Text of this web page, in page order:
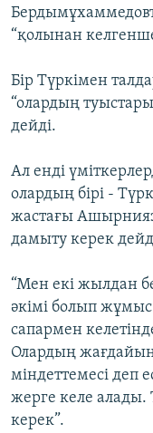
“қолынан
Бір Түркімен
“олардың
дейді.
Ал енді
олардың бірі -
жастағы
дамыту керек
“Мен екі жылдан
әкімі болып
сапармен
Олардың жағдайын
міндеттемесі деп
жерге келе
керек”.